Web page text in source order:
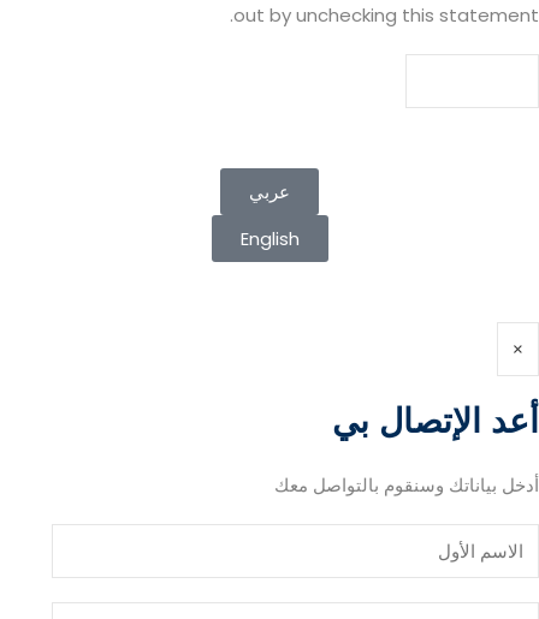
out by unchecking this statement.
عربي
English
×
أعد الإتصال بي
أدخل بياناتك وسنقوم بالتواصل معك